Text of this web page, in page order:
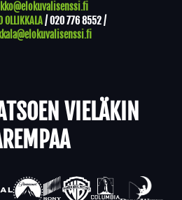
OLLIKKALA/020 776 8552/
VIELÄKIN